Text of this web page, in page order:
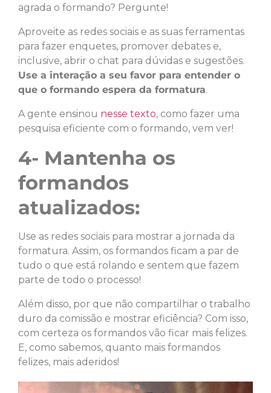
agrada o formando? Pergunte!
Aproveite as redes sociais e as suas ferramentas
para fazer enquetes, promover debates e,
inclusive, abrir o chat para dúvidas e sugestões.
Use a interação a seu favor para entender o
que o formando espera da formatura.
A gente ensinou nesse texto, como fazer uma
pesquisa eficiente com o formando, vem ver!
4- Mantenha os
formandos
atualizados:
Use as redes sociais para mostrar a jornada da
formatura. Assim, os formandos ficam a par de
tudo o que está rolando e sentem que fazem
parte de todo o processo!
Além disso, por que não compartilhar o trabalho
duro da comissão e mostrar eficiência? Com isso,
com certeza os formandos vão ficar mais felizes.
E, como sabemos, quanto mais formandos
felizes, mais aderidos!